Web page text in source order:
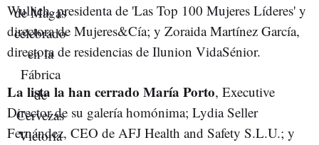
Wullich, presidenta de 'Las Top 100 Mujeres Líderes' y
directora de Mujeres&Cía; y Zoraida Martínez García,
directora de residencias de Ilunion VidaSénior.
La lista la han cerrado María Porto, Executive
Director de su galería homónima; Lydia Seller
Fernández, CEO de AFJ Health and Safety S.L.U.; y